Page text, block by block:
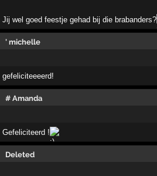
Jij wel goed feestje gehad bij die brabanders?
' michelle
gefeliciteeeerd!
# Amanda
Gefeliciteerd !
Deleted